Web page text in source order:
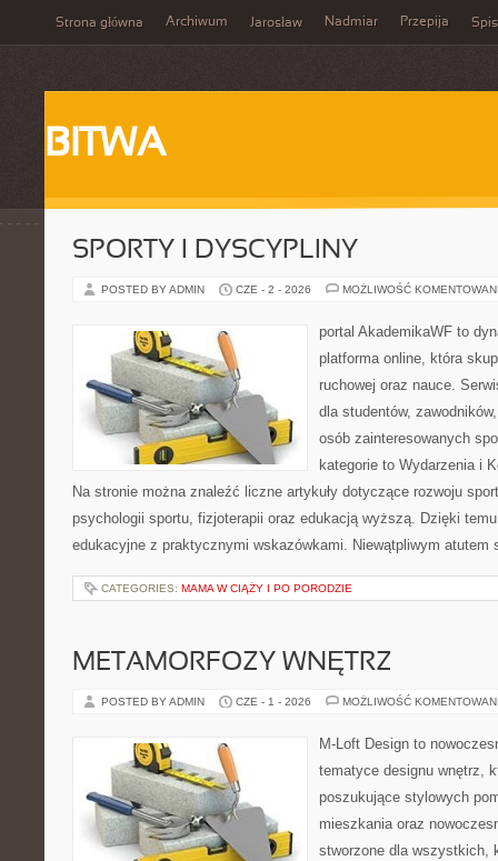
Strona główna Archiwum Jarosław Nadmiar Przepija
BITWA
SPORTY I DYSCYPLINY
POSTED BY ADMIN CZE - 2 - 2026 MOŻLIWOŚĆ
portal AkademikaWF to
platforma online, która
ruchowej oraz nauce.
dla studentów,
osób zainteresowanych
kategorie to Wydarzenia i
Na stronie można znaleźć liczne artykuły dotyczące rozwoju
psychologii sportu, fizjoterapii oraz edukacją wyższą. Dzięki
edukacyjne z praktycznymi wskazówkami. Niewątpliwym
CATEGORIES: MAMA W CIĄŻY I PO PORODZIE
METAMORFOZY WNĘTRZ
POSTED BY ADMIN CZE - 1 - 2026 MOŻLIWOŚĆ
M-Loft Design to
tematyce designu wnętrz,
poszukujące stylowych
mieszkania oraz
stworzone dla wszystkich,